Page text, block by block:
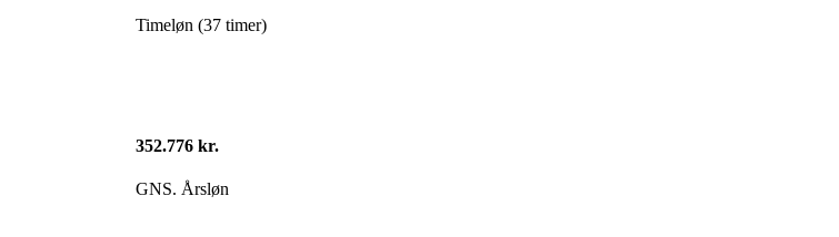
Timeløn (37 timer)
352.776 kr.
GNS. Årsløn